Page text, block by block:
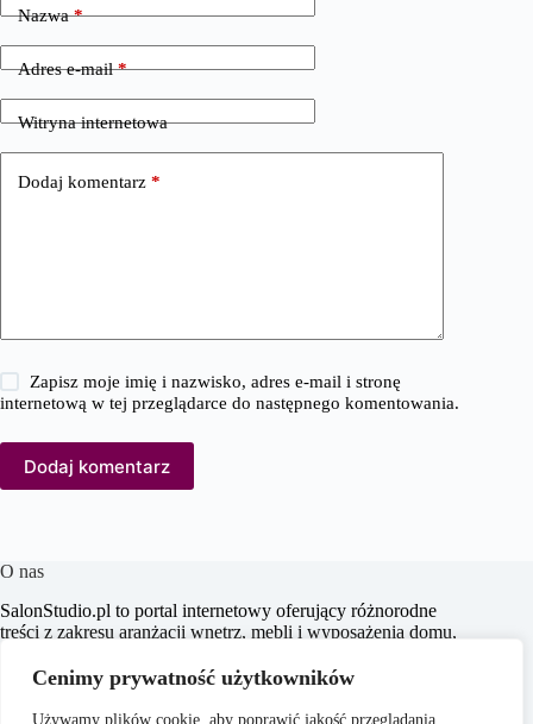
Cenimy prywatność użytkowników
Używamy plików cookie, aby poprawić jakość przeglądania,
Nazwa*
Adres e-mail*
Witryna internetowa
Dodaj komentarz *
Zapisz moje imię i nazwisko, adres e-mail i stronę
internetową w tej przeglądarce do następnego komentowania.
Dodaj komentarz
O nas
SalonStudio.pl to portal internetowy oferujący różnorodne
treści z zakresu aranżacji wnętrz, mebli i wyposażenia domu,
celem jest dostarczanie aktualnych informacji, praktycznych
porad oraz inspiracji, które wspierają czytelników w
tworzeniu funkcjonalnych i estetycznych przestrzeni